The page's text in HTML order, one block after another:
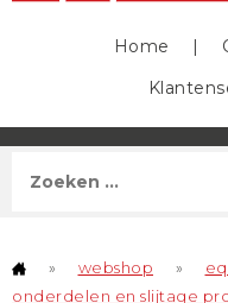
Home |
» webshop »
onderdelen en slijtage